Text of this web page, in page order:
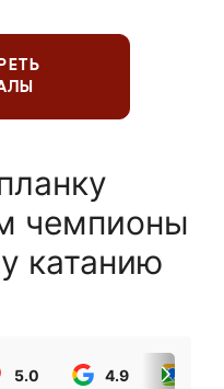
чемпионы
катанию
5.0 4.9